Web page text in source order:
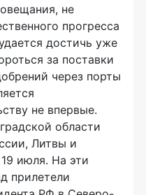
не
прогресса
достичь уже
за поставки
через порты
не впервые.
области
Литвы и
июля. На эти
прилетели